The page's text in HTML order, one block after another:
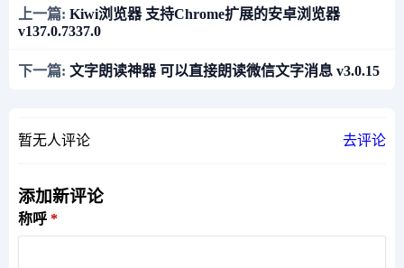
上一篇: Kiwi浏览器 支持Chrome扩展的安卓浏览器
v137.0.7337.0
下一篇: 文字朗读神器 可以直接朗读微信文字消息 v3.0.15
暂无人评论 去评论
添加新评论
称呼